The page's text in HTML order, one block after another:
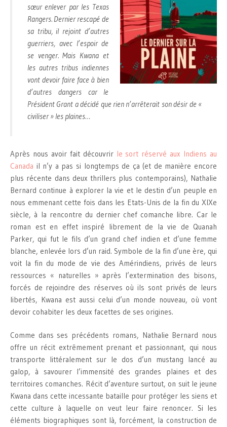
sœur enlever par les Texas
Rangers. Dernier rescapé de
sa tribu, il rejoint d’autres
guerriers, avec l’espoir de
se venger. Mais Kwana et
les autres tribus indiennes
vont devoir faire face à bien
d’autres dangers car le
Président Grant a décidé que rien n’arrêterait son désir de «
civiliser » les plaines…
Après nous avoir fait découvrir le sort réservé aux Indiens au
Canada il n’y a pas si longtemps de ça (et de manière encore
plus récente dans deux thrillers plus contemporains), Nathalie
Bernard continue à explorer la vie et le destin d’un peuple en
nous emmenant cette fois dans les Etats-Unis de la fin du XIXe
siècle, à la rencontre du dernier chef comanche libre. Car le
roman est en effet inspiré librement de la vie de Quanah
Parker, qui fut le fils d’un grand chef indien et d’une femme
blanche, enlevée lors d’un raid. Symbole de la fin d’une ère, qui
voit la fin du mode de vie des Amérindiens, privés de leurs
ressources « naturelles » après l’extermination des bisons,
forcés de rejoindre des réserves où ils sont privés de leurs
libertés, Kwana est aussi celui d’un monde nouveau, où vont
devoir cohabiter les deux facettes de ses origines.
Comme dans ses précédents romans, Nathalie Bernard nous
offre un récit extrêmement prenant et passionnant, qui nous
transporte littéralement sur le dos d’un mustang lancé au
galop, à savourer l’immensité des grandes plaines et des
territoires comanches. Récit d’aventure surtout, on suit le jeune
Kwana dans cette incessante bataille pour protéger les siens et
cette culture à laquelle on veut leur faire renoncer. Si les
éléments biographiques sont là, forcément, la construction de